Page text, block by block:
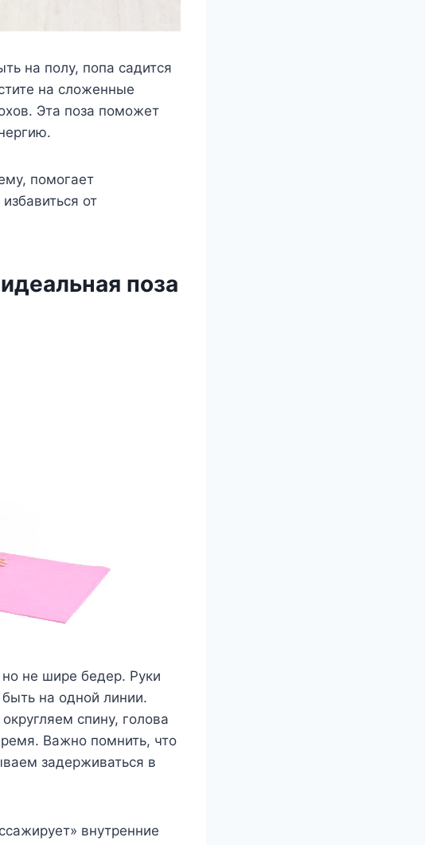
на полу, попа садится
на сложенные
Эта поза поможет
помогает
от
поза
не шире бедер. Руки
на одной линии.
спину, голова
Важно помнить, что
задерживаться в
внутренние